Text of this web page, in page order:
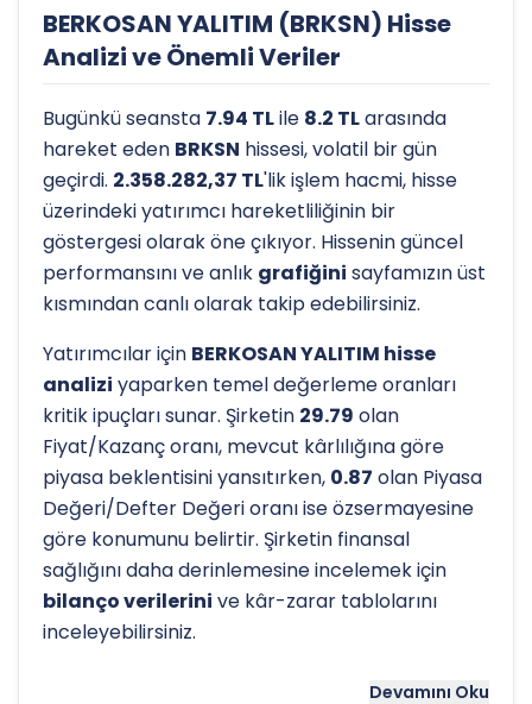
BERKOSAN YALITIM (BRKSN) Hisse
Analizi ve Önemli Veriler
Bugünkü seansta 7.94 TLile 8.2 TLarasında
hareket eden BRKSN hissesi, volatil bir gün
geçirdi. 2.358.282,37 TL'lik işlem hacmi, hisse
üzerindeki yatırımcı hareketliliğinin bir
göstergesi olarak öne çıkıyor. Hissenin güncel
performansını ve anlık grafiğini sayfamızın üst
kısmından canlı olarak takip edebilirsiniz.
Yatırımcılar için BERKOSAN YALITIM hisse
analizi yaparken temel değerleme oranları
kritik ipuçları sunar. Şirketin 29.79 olan
Fiyat/Kazanç oranı, mevcut kârlılığına göre
piyasa beklentisini yansıtırken, 0.87 olan Piyasa
Değeri/Defter Değeri oranı ise özsermayesine
göre konumunu belirtir. Şirketin finansal
sağlığını daha derinlemesine incelemek için
bilanço verilerini ve kâr-zarar tablolarını
inceleyebilirsiniz.
Hissenin uzun vadeli trendini ve potansiyelDevamını Oku